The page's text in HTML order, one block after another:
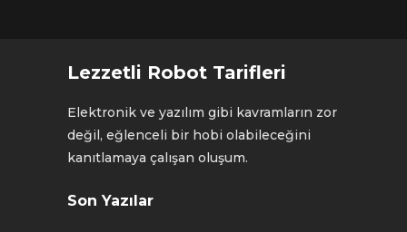
Lezzetli Robot Tarifleri
Elektronik ve yazılım gibi kavramların zor
değil, eğlenceli bir hobi olabileceğini
kanıtlamaya çalışan oluşum.
Son Yazılar